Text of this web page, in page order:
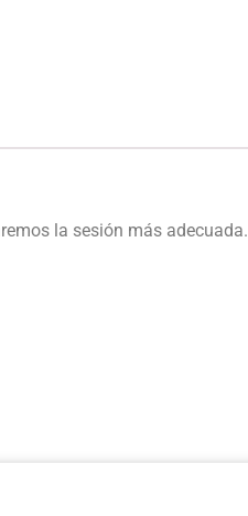
la sesión más adecuada.